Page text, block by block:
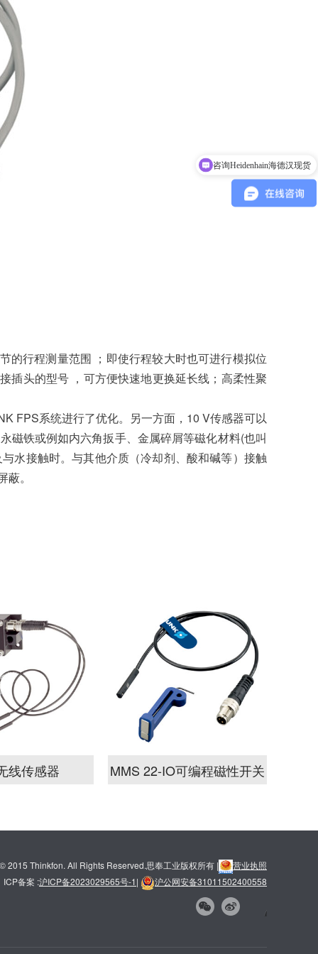
的行程测量范围 ；即使行程较大时也可进行模拟位
插头的型号 ，可方便快速地更换延长线；高柔性聚
FPS系统进行了优化。另一方面，10 V传感器可以
磁铁或例如内六角扳手、金属碎屑等磁化材料(也叫
水接触时。与其他介质（冷却剂、酸和碱等）接触
。
线传感器 MMS 22-IO可编程磁性开关
2015 Thinkfon. All Rights Reserved.思奉工业版权所有 |
营业执照
ICP备案 :沪ICP备2023029565号-1| 沪公网安备31011502400558
咨询Heidenhain海德汉现货
我需要热销现货